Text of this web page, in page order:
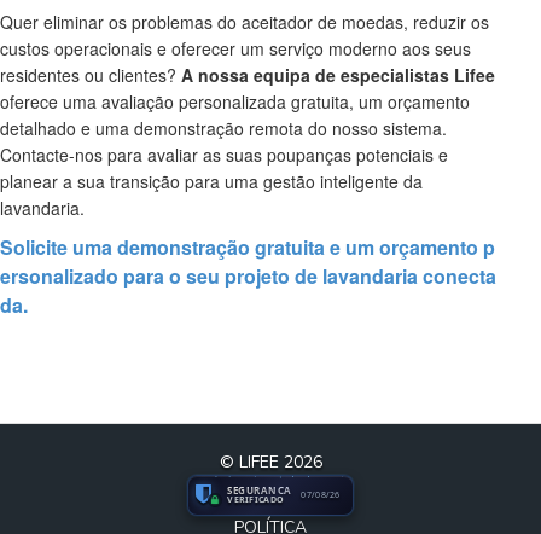
Quer eliminar os problemas do aceitador de moedas, reduzir os
custos operacionais e oferecer um serviço moderno aos seus
residentes ou clientes? A nossa equipa de especialistas Lifee
oferece uma avaliação personalizada gratuita, um orçamento
detalhado e uma demonstração remota do nosso sistema.
Contacte-nos para avaliar as suas poupanças potenciais e
planear a sua transição para uma gestão inteligente da
lavandaria.
Solicite uma demonstração gratuita e um orçamento p
ersonalizado para o seu projeto de lavandaria conecta
da.
© LIFEE 2026
SEGURANCA
VERIFICADO 07/08/26
POLÍTICA